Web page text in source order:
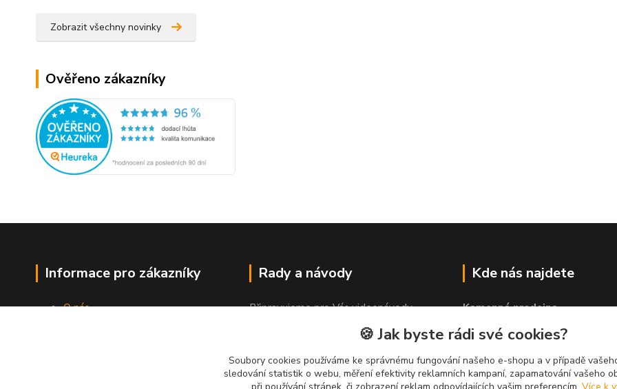
Zobrazit všechny novinky
Ověřeno zákazníky
Informace pro zákazníky
O nás
Rady a návody
Připravujeme pro Vás videonávody
Kde nás najdete
Kamenná prodejna
Hlinská 579
370 01 České Budějovice
🍪 Jak byste rádi své cookies?
Soubory cookies používáme ke správnému fungování našeho e-shopu a v případě
sledování statistik o webu, měření efektivity reklamních kampaní, zapamatování vašeho